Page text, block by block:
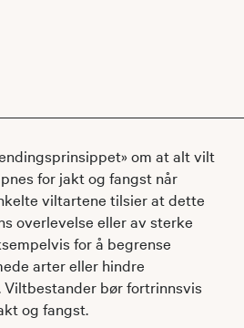
om at alt vilt
for jakt og fangst når
viltartene tilsier at dette
overlevelse eller av sterke
for å begrense
arter eller hindre
bør fortrinnsvis
og fangst.